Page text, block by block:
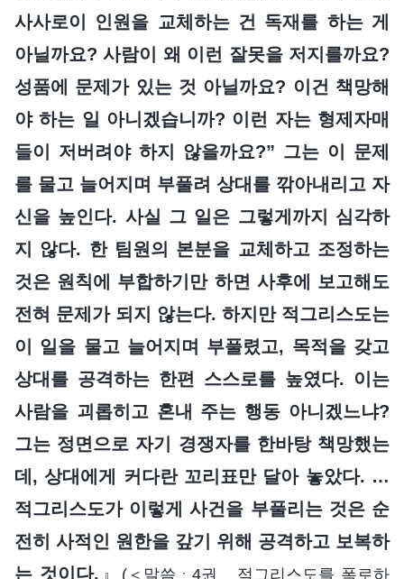
사사로이 인원을 교체하는 건 독재를 하는 게
아닐까요? 사람이 왜 이런 잘못을 저지를까요?
성품에 문제가 있는 것 아닐까요? 이건 책망해
야 하는 일 아니겠습니까? 이런 자는 형제자매
들이 저버려야 하지 않을까요?” 그는 이 문제
를 물고 늘어지며 부풀려 상대를 깎아내리고 자
신을 높인다. 사실 그 일은 그렇게까지 심각하
지 않다. 한 팀원의 본분을 교체하고 조정하는
것은 원칙에 부합하기만 하면 사후에 보고해도
전혀 문제가 되지 않는다. 하지만 적그리스도는
이 일을 물고 늘어지며 부풀렸고, 목적을 갖고
상대를 공격하는 한편 스스로를 높였다. 이는
사람을 괴롭히고 혼내 주는 행동 아니겠느냐?
그는 정면으로 자기 경쟁자를 한바탕 책망했는
데, 상대에게 커다란 꼬리표만 달아 놓았다. …
적그리스도가 이렇게 사건을 부풀리는 것은 순
전히 사적인 원한을 갚기 위해 공격하고 보복하
는 것이다. 』
(＜말씀ㆍ4권 적그리스도를 폭로하